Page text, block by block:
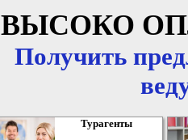
ВЫСОКО
Получить
Турагенты